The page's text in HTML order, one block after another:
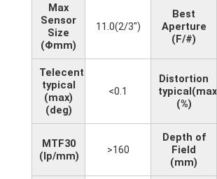
Max
Sensor
Size
(Φmm)
11.0(2/3")
Best
Aperture
(F/#)
Telecentricity
typical
(max)
(deg)
<0.1
Distortion
typical(max)
(%)
MTF30
(lp/mm)
>160
Depth of
Field
(mm)